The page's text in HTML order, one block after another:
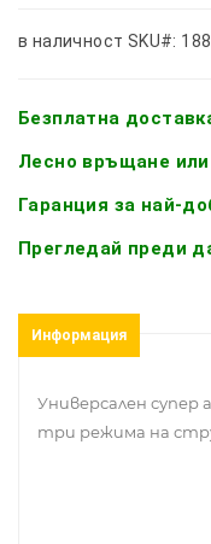
в наличност SKU#:
Безплатна
Лесно връщане
Гаранция за най-
Прегледай преди
Информация
Универсален супер
три режима на